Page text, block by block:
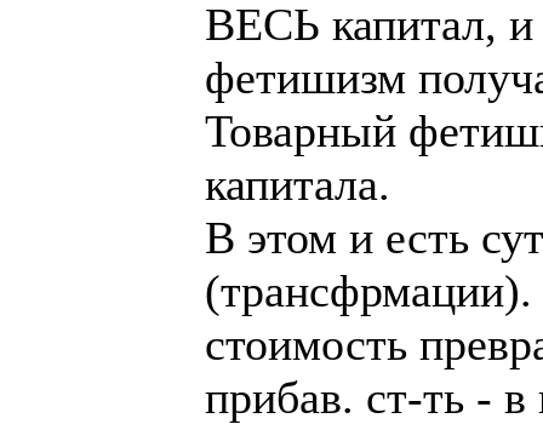
ВЕСЬ капитал, и
фетишизм
Товарный
капитала.
В этом и есть
(трансфрмации).
стоимость
прибав. ст-ть -